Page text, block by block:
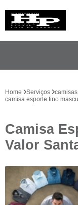
Home Serviços
camisa esporte fino
Camisa
Valor